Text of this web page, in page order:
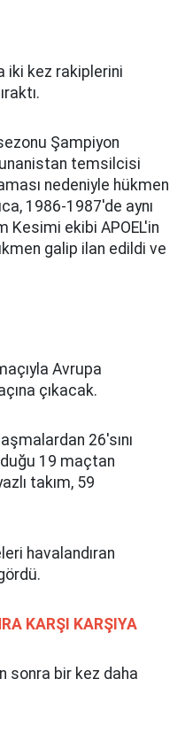
iki kez rakiplerini
Şampiyon
temsilcisi
nedeniyle hükmen
1986-1987'de aynı
Kesimi ekibi APOEL'in
galip ilan edildi ve
Avrupa
çıkacak.
26'sını
19 maçtan
takım, 59
havalandıran
KARŞI KARŞIYA
sonra bir kez daha